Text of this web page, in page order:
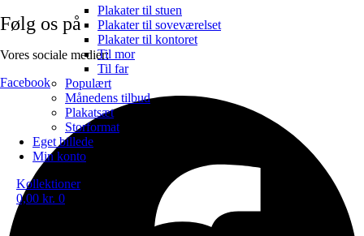
Plakater til stuen
Plakater til soveværelset
Plakater til kontoret
Til mor
Til far
Populært
Månedens tilbud
Plakatsæt
Storformat
Eget billede
Min konto
Kollektioner
0,00 kr. 0
Følg os på
Vores sociale medier:
Facebook